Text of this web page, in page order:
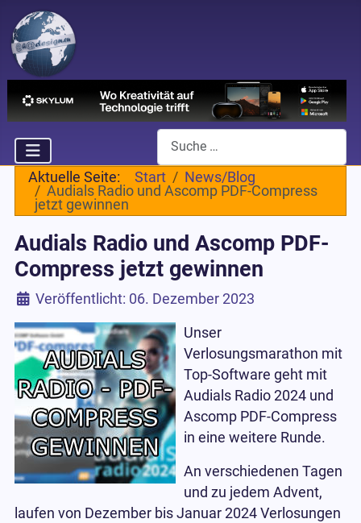
Suchen
Aktuelle Seite: Start
News/Blog
Audials Radio und Ascomp PDF-Compress
jetzt gewinnen
Audials Radio und Ascomp PDF-
Compress jetzt gewinnen
Details
Veröffentlicht: 06. Dezember 2023
Unser
Verlosungsmarathon mit
Top-Software geht mit
Audials Radio 2024 und
Ascomp PDF-Compress
in eine weitere Runde.
An verschiedenen Tagen
und zu jedem Advent,
laufen von Dezember bis Januar 2024 Verlosungen